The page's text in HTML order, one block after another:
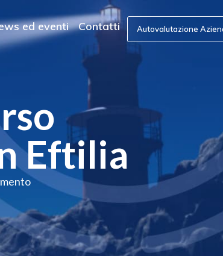
ed eventi Contatti Autovalutazione
Eftilia